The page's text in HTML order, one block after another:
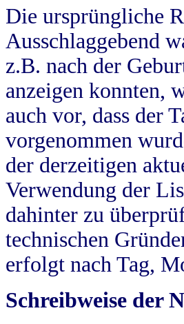
Die ursprüngliche
Ausschlaggebend
z.B. nach der
anzeigen konnten,
auch vor, dass der
vorgenommen
der derzeitigen
Verwendung der
dahinter zu
technischen
erfolgt nach Tag,
Schreibweise der